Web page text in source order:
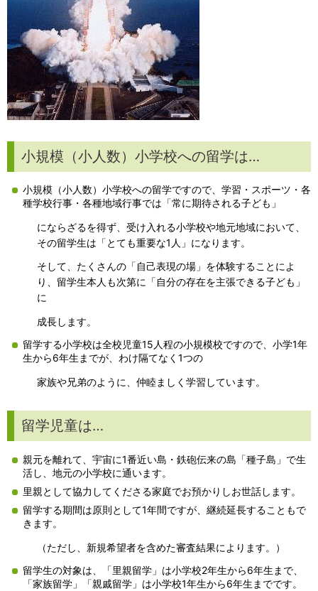
小規模（小人数）小学校への留学は…
小規模（小人数）小学校への留学ですので、学習・スポーツ・各
種学校行事・各種地域行事では「常に期待される子ども」
にならざるを得ず、受け入れる小学校や地元地域において、
その留学生は「とても重要な1人」になります。
そして、たくさんの「自己表現の場」を体験することによ
り、留学生本人も次第に「自分の存在を主張できる子ども」
に
成長します。
留学する小学校は全校児童15人程の小規模校ですので、小学1年
生から6年生までが、わけ隔てなく1つの
家族や兄弟のように、仲睦ましく学習しています。
留学児童は…
親元を離れて、宇宙に1番近い島・鉄砲伝来の島「種子島」で生
活し、地元の小学校に通います。
里親として協力してくださる家庭でお預かりしお世話します。
留学する期間は原則として1年間ですが、継続延長することもで
きます。
（ただし、新規希望者を含めた審査結果によります。）
留学生の対象は、「里親留学」は小学校2年生から6年生まで、
「家族留学」「親戚留学」は小学校1年生から6年生までです。